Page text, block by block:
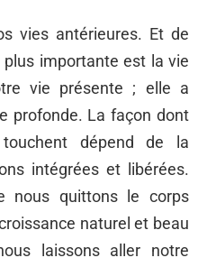
vies antérieures. Et de
importante est la vie
vie présente ; elle a
profonde. La façon dont
dépend de la
intégrées et libérées.
nous quittons le corps
naturel et beau
laissons aller notre